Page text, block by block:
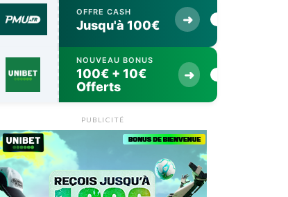
OFFRE CASH
Jusqu'à 100€ ➜
NOUVEAU BONUS
100€ + 10€
Offerts
➜
PUBLICITÉ